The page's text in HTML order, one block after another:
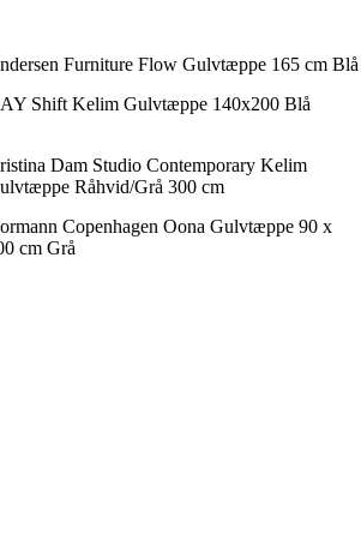
Furniture Flow Gulvtæppe 165 cm Blå
Shift Kelim Gulvtæppe 140x200 Blå
Dam Studio Contemporary Kelim
Råhvid/Grå 300 cm
Copenhagen Oona Gulvtæppe 90 x
cm Grå